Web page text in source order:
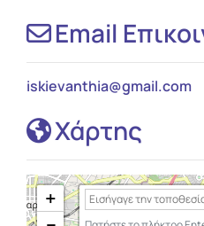
Email
iskievanthia@gmail.com
Χάρτης
+